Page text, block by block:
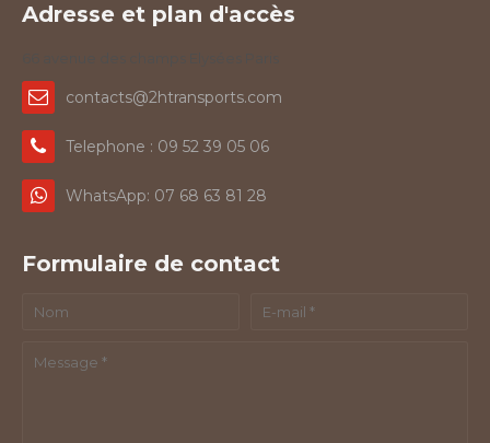
Adresse et plan d'accès
contacts@2htransports.com
Telephone : 09 52 39 05 06
WhatsApp: 07 68 63 81 28
Formulaire de contact